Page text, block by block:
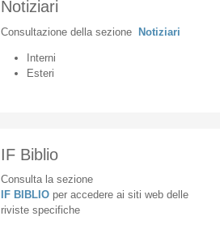
Notiziari
Consultazione della sezione Notiziari
Interni
Esteri
IF Biblio
Consulta la sezione
IF BIBLIO per accedere ai siti web delle
riviste specifiche